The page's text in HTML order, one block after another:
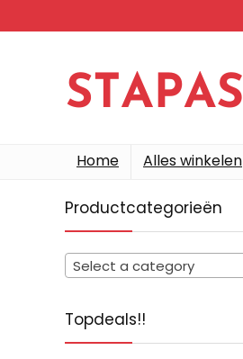
Home Alles winkelen
Productcategorieën
Select a category
Topdeals!!